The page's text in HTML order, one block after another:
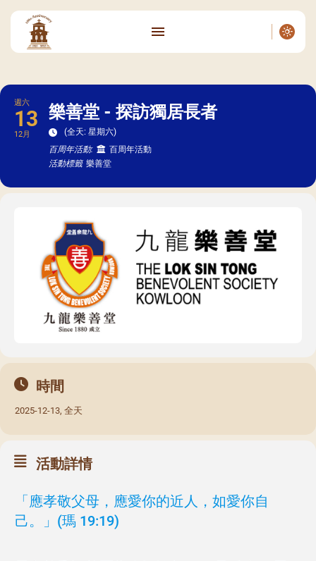
週六
13
12月
樂善堂 - 探訪獨居長者
(全天: 星期六)
百周年活動:
百周年活動
活動標籤 樂善堂
時間
2025-12-13, 全天
活動詳情
「應孝敬父母，應愛你的近人，如愛你自
己。」(瑪 19:19)